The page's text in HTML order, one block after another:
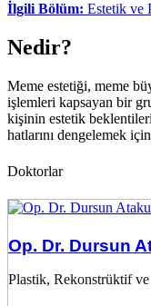
İlgili Bölüm: Estetik ve
Nedir?
Meme estetiği, meme
işlemleri kapsayan bir
kişinin estetik
hatlarını dengelemek
Doktorlar
Op. Dr. Dursun
Plastik, Rekonstrüktif